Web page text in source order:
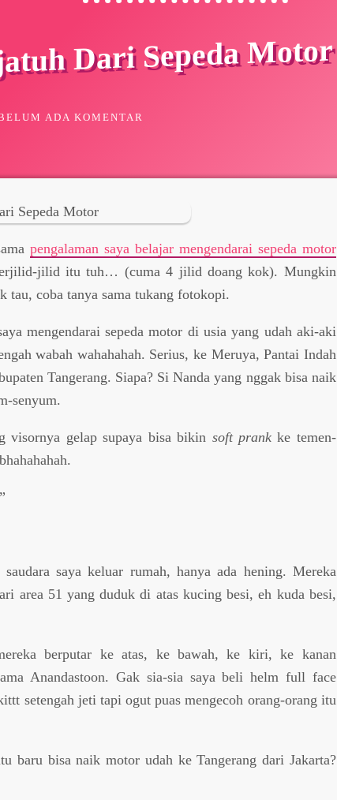
Dari Sepeda Motor
ADA KOMENTAR
pengalaman saya belajar mengendarai sepeda motor
jilid itu tuh… (cuma 4 jilid doang kok). Mungkin
coba tanya sama tukang fotokopi.
mengendarai sepeda motor di usia yang udah aki-aki
wabah wahahahah. Serius, ke Meruya, Pantai Indah
Tangerang. Siapa? Si Nanda yang nggak bisa naik
senyum.
visornya gelap supaya bisa bikin soft prankke temen-
saya keluar rumah, hanya ada hening. Mereka
area 51 yang duduk di atas kucing besi, eh kuda besi,
berputar ke atas, ke bawah, ke kiri, ke kanan
Anandastoon. Gak sia-sia saya beli helm full face
setengah jeti tapi ogut puas mengecoh orang-orang itu
baru bisa naik motor udah ke Tangerang dari Jakarta?